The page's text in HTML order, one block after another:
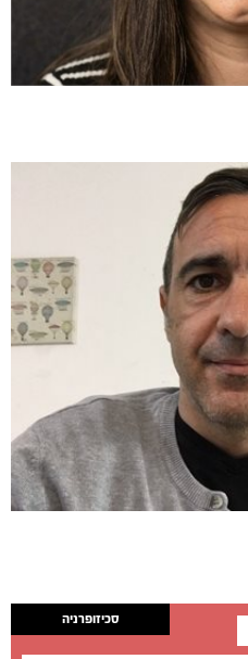
סכיזופרניה